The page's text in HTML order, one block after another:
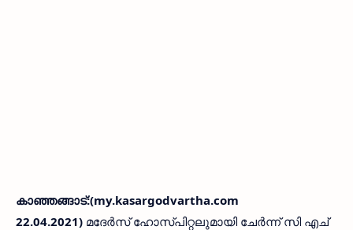
കാഞ്ഞങ്ങാട്:(my.kasargodvartha.com
22.04.2021) മദേർസ് ഹോസ്പിറ്റലുമായി ചേർന്ന് സി എച്